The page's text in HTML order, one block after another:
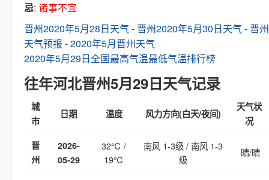
忌: 诸事不宜
晋州2020年5月28日天气- 晋州2020年5月30日天气- 晋州
天气预报 -2020年5月晋州天气
2020年5月29日全国最高气温最低气温排行榜
往年河北晋州5月29日天气记录
城
市
日期 温度 风力方向(白天/夜间)
天气状
况
晋
州
2026-
05-29
32℃ /
19℃
南风 1-3级 / 南风 1-3
级
晴/晴